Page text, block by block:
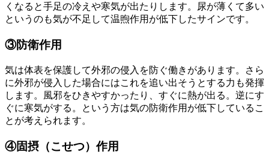
くなると手足の冷えや寒気が出たりします。尿が薄くて多い
というのも気が不足して温煦作用が低下したサインです。
③防衛作用
気は体表を保護して外邪の侵入を防ぐ働きがあります。さら
に外邪が侵入した場合にはこれを追い出そうとする力も発揮
します。風邪をひきやすかったり、すぐに熱が出る。逆にす
ぐに寒気がする。という方は気の防衛作用が低下しているこ
とが考えられます。
④固摂（こせつ）作用